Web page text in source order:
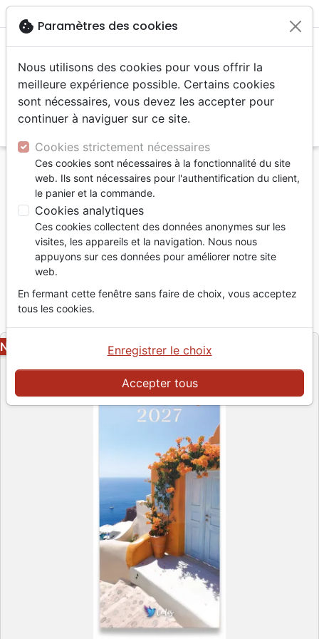
menu
Accueil Divers
Calendriers, agendas
Calendriers mural
Merveilles (sans textes) - Calendrier mural
Merveilles (sans textes)
Calendrier mural
Millésime :
RéférenceFAT639202 EAN3700318999313
Fatzer
NOUVEAU
cookie Paramètres des cookies
Nous utilisons des cookies pour vous offrir la
meilleure expérience possible. Certains cookies
sont nécessaires, vous devez les accepter pour
continuer à naviguer sur ce site.
Cookies strictement nécessaires
Ces cookies sont nécessaires à la fonctionnalité du site
web. Ils sont nécessaires pour l'authentification du client,
le panier et la commande.
Cookies analytiques
Ces cookies collectent des données anonymes sur les
visites, les appareils et la navigation. Nous nous
appuyons sur ces données pour améliorer notre site
web.
En fermant cette fenêtre sans faire de choix, vous acceptez
tous les cookies.
Accepter tous
Enregistrer le choix